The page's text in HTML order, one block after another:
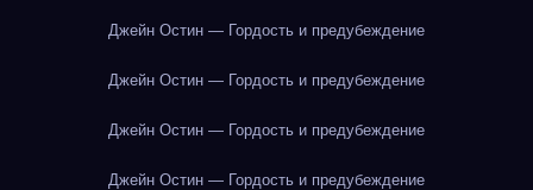
Джейн Остин — Гордость и предубеждение
Джейн Остин — Гордость и предубеждение
Джейн Остин — Гордость и предубеждение
Джейн Остин — Гордость и предубеждение